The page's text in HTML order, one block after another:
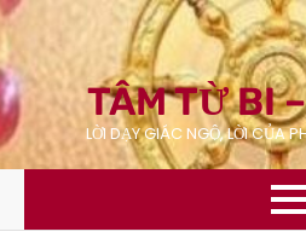
Skip
to
content
TÂM TỪ BI
LỜI DẠY GIÁC NGỘ, LỜI CỦA